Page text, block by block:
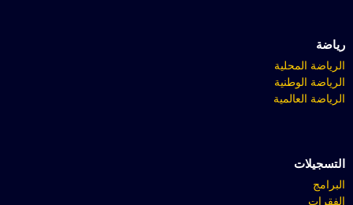
رياضة
الرياضة المحلية
الرياضة الوطنية
الرياضة العالمية
التسجيلات
البرامج
الفقرات